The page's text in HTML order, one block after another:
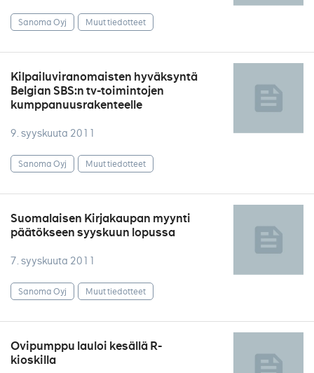
Sanoma Oyj Muut tiedotteet
Kilpailuviranomaisten hyväksyntä
Belgian SBS:n tv-toimintojen
kumppanuusrakenteelle
9. syyskuuta 2011
Sanoma Oyj Muut tiedotteet
Suomalaisen Kirjakaupan myynti
päätökseen syyskuun lopussa
7. syyskuuta 2011
Sanoma Oyj Muut tiedotteet
Ovipumppu lauloi kesällä R-
kioskilla